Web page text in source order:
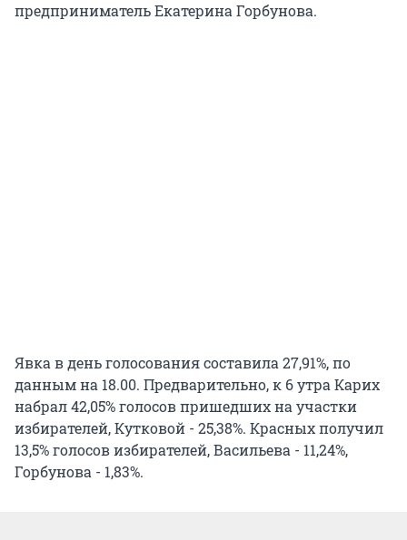
предприниматель Екатерина Горбунова.
Явка в день голосования составила 27,91%, по
данным на 18.00. Предварительно, к 6 утра Карих
набрал 42,05% голосов пришедших на участки
избирателей, Кутковой - 25,38%. Красных получил
13,5% голосов избирателей, Васильева - 11,24%,
Горбунова - 1,83%.